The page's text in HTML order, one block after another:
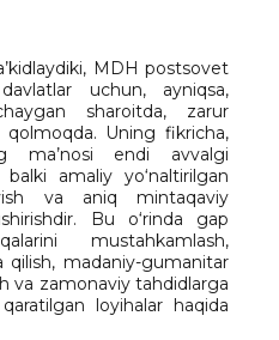
MDH postsovet
uchun, ayniqsa,
sharoitda, zarur
Uning fikricha,
ma’nosi endi avvalgi
amaliy yo‘naltirilgan
va aniq mintaqaviy
Bu o‘rinda gap
mustahkamlash,
qilish, madaniy-gumanitar
va zamonaviy tahdidlarga
loyihalar haqida